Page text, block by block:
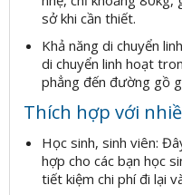
sở khi cần thiết.
Khả năng di chuyển
di chuyển linh hoạt
phẳng đến đường gồ
Thích hợp với
Học sinh, sinh viên:
hợp cho các bạn học
tiết kiệm chi phí đi lại